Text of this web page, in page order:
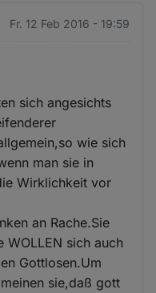
Fr. 12 Feb 2016 - 19:59
sich angesichts
wie sich
man sie in
Wirklichkeit vor
an Rache.Sie
WOLLEN sich auch
Gottlosen.Um
sie,daß gott